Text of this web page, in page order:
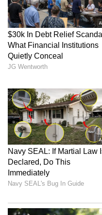
ಅತ್ಯಂತ ಅಮೂಲ್ಯ ಆಕರ
ದಿನಗಳಲ್ಲಿ ಇತಿಹಾಸ ಇಲಾಖೆ
ಇಲಾಖೆಯಿಂದ ಮತ್ತಷ್ಟು
ದಾರಿ ಮಾಡಿಕೊಡಲಿದೆ ಎಂದು